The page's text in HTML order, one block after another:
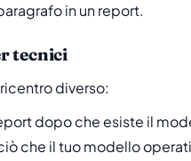
in un report.
tecnici
diverso:
dopo che esiste il
che il tuo modello